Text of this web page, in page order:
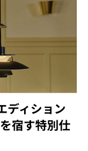
ディション
宿す特別仕